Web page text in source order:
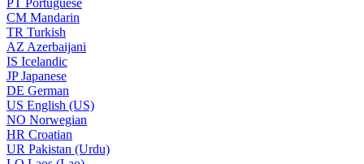
PT Portuguese
CM Mandarin
TR Turkish
AZ Azerbaijani
IS Icelandic
JPJapanese
DE German
US English (US)
NO Norwegian
HR Croatian
UR Pakistan (Urdu)